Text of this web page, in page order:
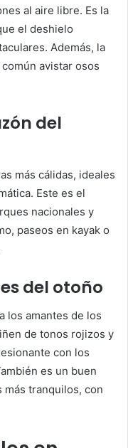
al aire libre. Es la
el deshielo
Además, la
avistar osos
del
más cálidas, ideales
Este es el
nacionales y
paseos en kayak o
del otoño
los amantes de los
de tonos rojizos y
con los
es un buen
tranquilos, con